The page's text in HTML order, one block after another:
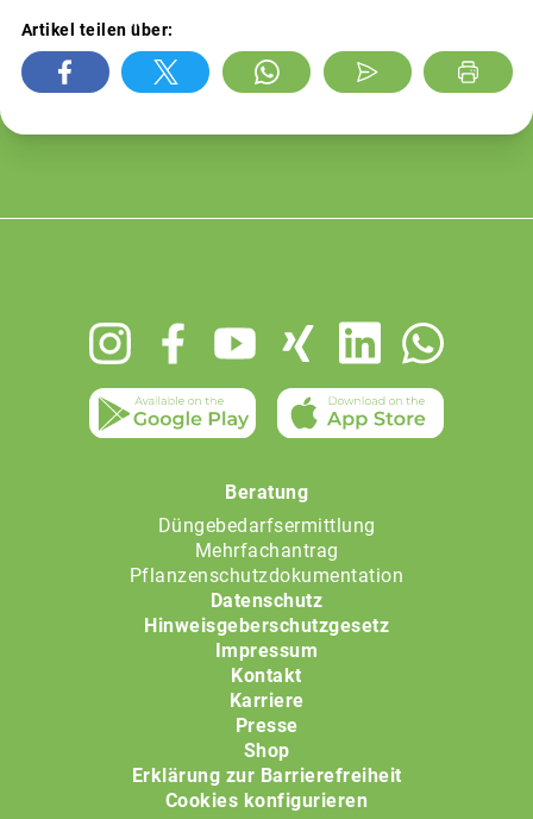
Artikel teilen über:
Beratung
Düngebedarfsermittlung
Mehrfachantrag
Pflanzenschutzdokumentation
Datenschutz
Hinweisgeberschutzgesetz
Impressum
Kontakt
Karriere
Presse
Shop
Erklärung zur Barrierefreiheit
Cookies konfigurieren